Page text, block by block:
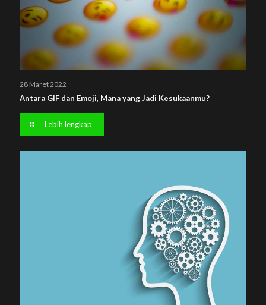
28 Maret 2022
Antara GIF dan Emoji, Mana yang Jadi Kesukaanmu?
Lebih lengkap